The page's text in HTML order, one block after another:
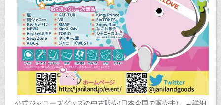
公式ジャニーズグッズの中古販売(日本全国で販売中) →詳細